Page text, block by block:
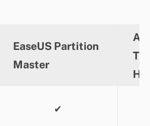
EaseUS Partition
Master
✔